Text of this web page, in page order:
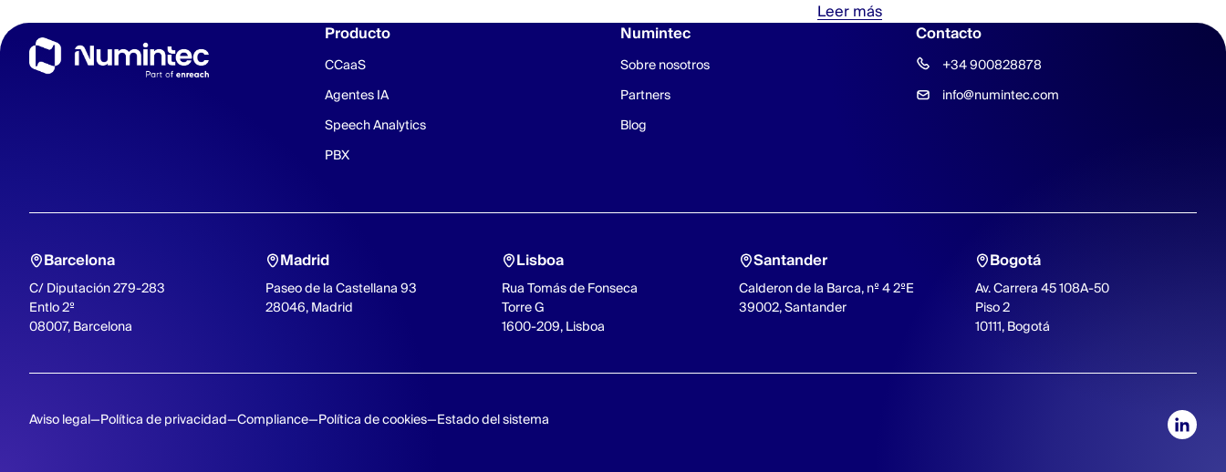
Leer más
Producto
CCaaS
Agentes IA
Speech Analytics
PBX
Numintec
Sobre nosotros
Partners
Blog
Contacto
+34 900828878
info@numintec.com
Barcelona
C/ Diputación 279-283
Entlo 2º
08007, Barcelona
Madrid
Paseo de la Castellana 93
28046, Madrid
Lisboa
Rua Tomás de Fonseca
Torre G
1600-209, Lisboa
Santander
Calderon de la Barca, nº 4 2ºE
39002, Santander
Bogotá
Av. Carrera 45 108A-50
Piso 2
10111, Bogotá
Aviso legal Política de privacidad Compliance Política de cookies Estado del sistema